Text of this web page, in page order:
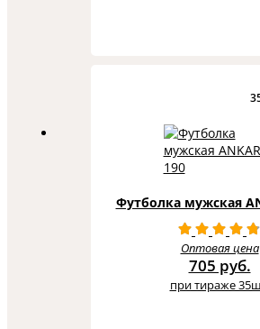
Футболка мужская
Оптовая цена
705 руб.
при тираже